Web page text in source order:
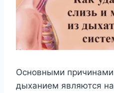
Ocнoвными
дыxaниeм являютcя